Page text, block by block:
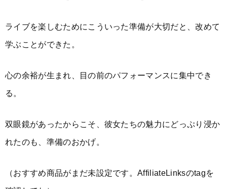
ライブを楽しむためにこういった準備が大切だと、改めて
学ぶことができた。
心の余裕が生まれ、目の前のパフォーマンスに集中でき
る。
双眼鏡があったからこそ、彼女たちの魅力にどっぷり浸か
れたのも、準備のおかげ。
（おすすめ商品がまだ未設定です。AffiliateLinksのtagを